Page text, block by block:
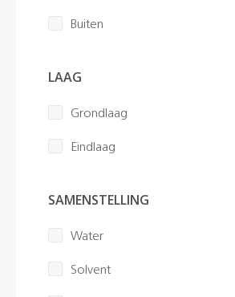
Buiten
LAAG
Grondlaag
Eindlaag
SAMENSTELLING
Water
Solvent